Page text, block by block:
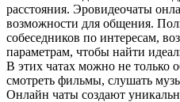
расстояния. Эровидеочаты
возможности для общения.
собеседников по интересам,
параметрам, чтобы найти
В этих чатах можно не только
смотреть фильмы, слушать
Онлайн чаты создают